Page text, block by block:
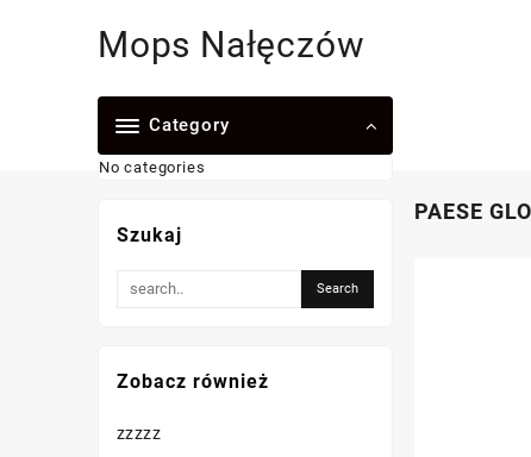
Mops Nałęczów
Category
No categories
PAESE
Szukaj
Zobacz również
zzzzz